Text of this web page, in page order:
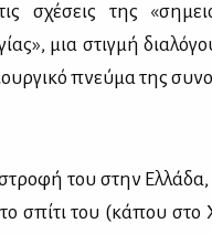
σχέ­σεις της
μια στιγ­μή
πνεύ­μα της
του στην Ελ­λά­δα,
σπί­τι του (κά­που στο